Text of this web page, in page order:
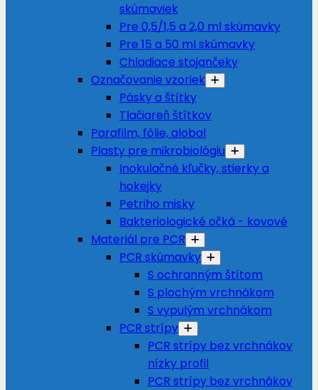
skúmaviek
Pre 0,5/1,5 a 2,0 ml skúmavky
Pre 15 a 50 ml skúmavky
Chladiace stojančeky
Označovanie vzoriek
Pásky a štítky
Tlačiareň štítkov
Parafilm, fólie, alobal
Plasty pre mikrobiológiu
Inokulačné kľučky, stierky a
hokejky
Petriho misky
Bakteriologické očká - kovové
Materiál pre PCR
PCR skúmavky
S ochranným štítom
S plochým vrchnákom
S vypulým vrchnákom
PCR strípy
PCR strípy bez vrchnákov
nízky profil
PCR strípy bez vrchnákov